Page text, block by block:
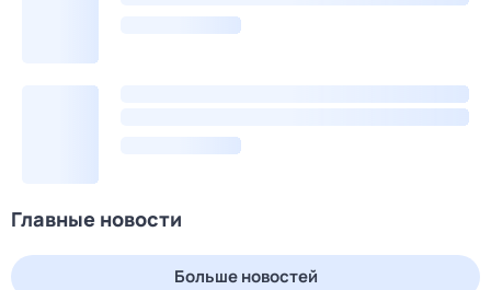
Главные новости
Больше новостей